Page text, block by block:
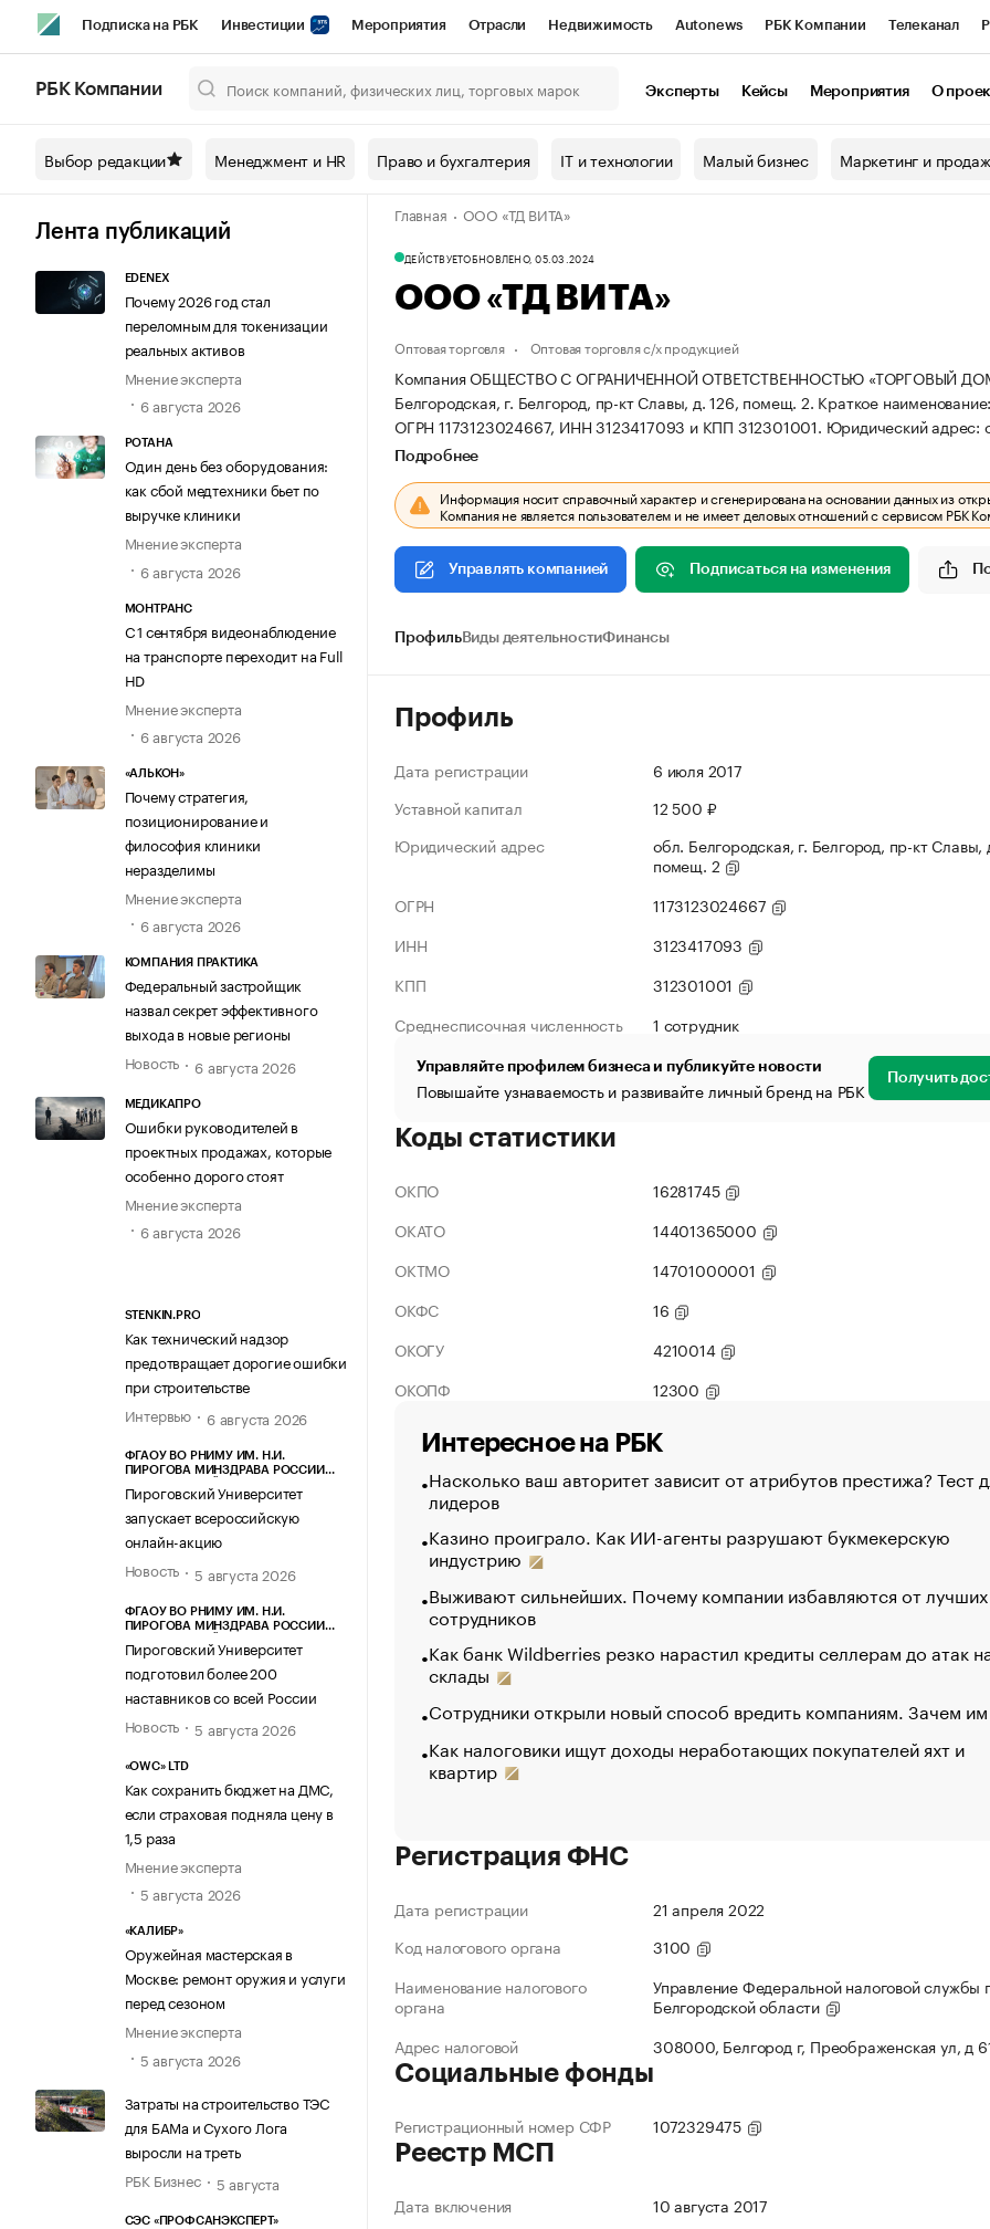
Подписка на РБК Инвестиции Мероприятия Отрасли Недвижимость Autonews РБК Компании Телеканал
Спецпроекты СПб Конференции СПб Спецпроекты Проверка контрагентов
Технологии и медиа Рынок наличной валюты
РБК Компании Эксперты Кейсы Мероприятия О
Выбор редакции Менеджмент и HR Право и бухгалтерия IT и технологии Малый бизнес Маркетинг и
Лента публикаций
EDENEX
Почему 2026 год стал
переломным для токенизации
реальных активов
Мнение эксперта
6 августа 2026
РОТАНА
Один день без оборудования:
как сбой медтехники бьет по
выручке клиники
Мнение эксперта
6 августа 2026
МОНТРАНС
С 1 сентября видеонаблюдение
на транспорте переходит на Full
HD
Мнение эксперта
6 августа 2026
«АЛЬКОН»
Почему стратегия,
позиционирование и
философия клиники
неразделимы
Мнение эксперта
6 августа 2026
КОМПАНИЯ ПРАКТИКА
Федеральный застройщик
назвал секрет эффективного
выхода в новые регионы
Новость
6 августа 2026
МЕДИКАПРО
Ошибки руководителей в
проектных продажах, которые
особенно дорого стоят
Мнение эксперта
6 августа 2026
STENKIN.PRO
Как технический надзор
предотвращает дорогие ошибки
при строительстве
Интервью
6 августа 2026
ФГАОУ ВО РНИМУ ИМ. Н.И.
ПИРОГОВА МИНЗДРАВА РОССИИ
Пироговский Университет
запускает всероссийскую
онлайн-акцию
Новость
5 августа 2026
ФГАОУ ВО РНИМУ ИМ. Н.И.
ПИРОГОВА МИНЗДРАВА РОССИИ
Пироговский Университет
подготовил более 200
наставников со всей России
Новость
5 августа 2026
«OWC» LTD
Как сохранить бюджет на ДМС,
если страховая подняла цену в
1,5 раза
Мнение эксперта
5 августа 2026
«КАЛИБР»
Оружейная мастерская в
Москве: ремонт оружия и услуги
перед сезоном
Мнение эксперта
5 августа 2026
Затраты на строительство ТЭС
для БАМа и Сухого Лога
выросли на треть
РБК Бизнес
5 августа
СЭС «ПРОФСАНЭКСПЕРТ»
Главная ООО «ТД ВИТА»
ДЕЙСТВУЕТОБНОВЛЕНО, 05.03.2024
ООО «ТД ВИТА»
Оптовая торговля Оптовая торговля с/х продукцией
Компания ОБЩЕСТВО С ОГРАНИЧЕННОЙ ОТВЕТСТВЕННОСТЬЮ «ТОРГОВЫЙ ДОМ
Белгородская, г. Белгород, пр-кт Славы, д. 126, помещ. 2. Краткое
ОГРН 1173123024667, ИНН 3123417093 и КПП 312301001. Юридический адрес:
Подробнее
Информация носит справочный характер и сгенерирована на основании данных из
Компания не является пользователем и не имеет деловых отношений с сервисом РБК
Управлять компанией Подписаться на изменения
ПрофильВиды деятельностиФинансы
Профиль
Дата регистрации
6 июля 2017
Уставной капитал
12 500 ₽
Юридический адрес
обл. Белгородская, г. Белгород, пр-кт Славы,
помещ. 2
ОГРН
1173123024667
ИНН
3123417093
КПП
312301001
Среднесписочная численность
1 сотрудник
Управляйте профилем бизнеса и публикуйте новости
Повышайте узнаваемость и развивайте личный бренд на РБК Получить
Коды статистики
ОКПО
16281745
ОКАТО
14401365000
ОКТМО
14701000001
ОКФС
16
ОКОГУ
4210014
ОКОПФ
12300
Интересное на РБК
Насколько ваш авторитет зависит от атрибутов престижа? Тест
лидеров
Казино проиграло. Как ИИ-агенты разрушают букмекерскую
индустрию
Выживают сильнейших. Почему компании избавляются от лучших
сотрудников
Как банк Wildberries резко нарастил кредиты селлерам до атак
склады
Сотрудники открыли новый способ вредить компаниям. Зачем
Как налоговики ищут доходы неработающих покупателей яхт и
квартир
Регистрация ФНС
Дата регистрации
21 апреля 2022
Код налогового органа
3100
Наименование налогового
органа
Управление Федеральной налоговой службы
Белгородской области
Адрес налоговой
308000, Белгород г, Преображенская ул, д
Социальные фонды
Регистрационный номер СФР 1072329475
Реестр МСП
Дата включения
10 августа 2017